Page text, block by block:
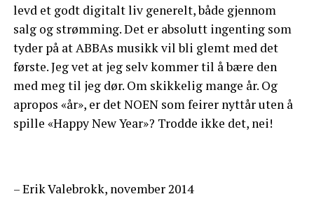
levd et godt digitalt liv generelt, både gjennom
salg og strømming. Det er absolutt ingenting som
tyder på at ABBAs musikk vil bli glemt med det
første. Jeg vet at jeg selv kommer til å bære den
med meg til jeg dør. Om skikkelig mange år. Og
apropos «år», er det NOEN som feirer nyttår uten å
spille «Happy New Year»? Trodde ikke det, nei!
– Erik Valebrokk, november 2014